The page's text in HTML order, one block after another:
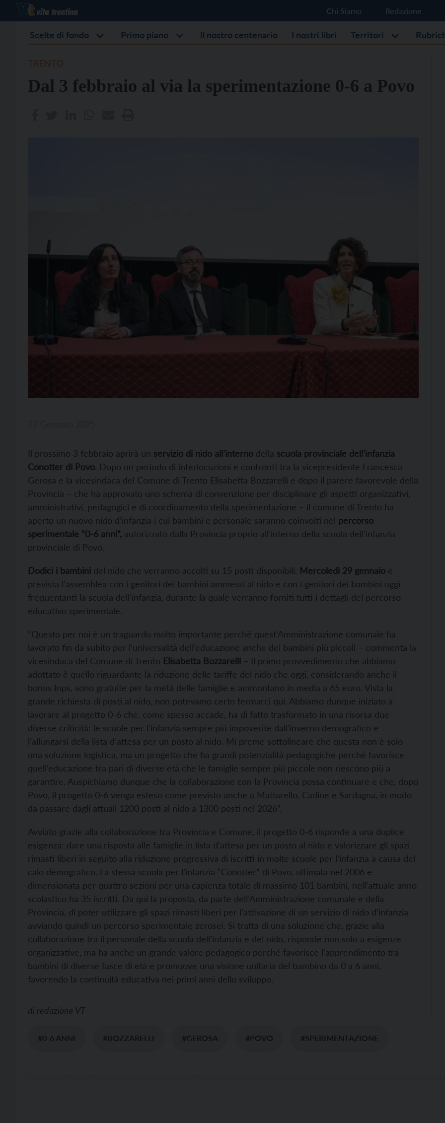
Chi Siamo Redazione
Scelte di fondo Primo piano Il nostro centenario I nostri libri Territori
Dal 3 febbraio al via la sperimentazione 0-6 a Povo
Il prossimo 3 febbraio aprirà un servizio di nido all’interno della scuola provinciale dell’infanzia
Conotter di Povo. Dopo un periodo di interlocuzioni e confronti tra la vicepresidente Francesca
Gerosa e la vicesindaca del Comune di Trento Elisabetta Bozzarelli e dopo il parere favorevole della
Provincia – che ha approvato uno schema di convenzione per disciplinare gli aspetti organizzativi,
amministrativi, pedagogici e di coordinamento della sperimentazione – il comune di Trento ha
aperto un nuovo nido d’infanzia i cui bambini e personale saranno coinvolti nel percorso
sperimentale “0-6 anni”, autorizzato dalla Provincia proprio all’interno della scuola dell’infanzia
provinciale di Povo.
Dodici i bambini del nido che verranno accolti su 15 posti disponibili. Mercoledì 29 gennaio è
prevista l’assemblea con i genitori dei bambini ammessi al nido e con i genitori dei bambini oggi
frequentanti la scuola dell’infanzia, durante la quale verranno forniti tutti i dettagli del percorso
educativo sperimentale.
“Questo per noi è un traguardo molto importante perché quest’Amministrazione comunale ha
lavorato fin da subito per l’universalità dell’educazione anche dei bambini più piccoli – commenta la
vicesindaca del Comune di Trento Elisabetta Bozzarelli – Il primo provvedimento che abbiamo
adottato è quello riguardante la riduzione delle tariffe del nido che oggi, considerando anche il
bonus Inps, sono gratuite per la metà delle famiglie e ammontano in media a 65 euro. Vista la
grande richiesta di posti al nido, non potevamo certo fermarci qui. Abbiamo dunque iniziato a
lavorare al progetto 0-6 che, come spesso accade, ha di fatto trasformato in una risorsa due
diverse criticità: le scuole per l’infanzia sempre più impoverite dall’inverno demografico e
l’allungarsi della lista d’attesa per un posto al nido. Mi preme sottolineare che questa non è solo
una soluzione logistica, ma un progetto che ha grandi potenzialità pedagogiche perché favorisce
quell’educazione tra pari di diverse età che le famiglie sempre più piccole non riescono più a
garantire. Auspichiamo dunque che la collaborazione con la Provincia possa continuare e che, dopo
Povo, il progetto 0-6 venga esteso come previsto anche a Mattarello, Cadine e Sardagna, in modo
da passare dagli attuali 1200 posti al nido a 1300 posti nel 2026”.
Avviato grazie alla collaborazione tra Provincia e Comune, il progetto 0-6 risponde a una duplice
esigenza: dare una risposta alle famiglie in lista d’attesa per un posto al nido e valorizzare gli spazi
rimasti liberi in seguito alla riduzione progressiva di iscritti in molte scuole per l’infanzia a causa del
calo demografico. La stessa scuola per l’infanzia “Conotter” di Povo, ultimata nel 2006 e
dimensionata per quattro sezioni per una capienza totale di massimo 101 bambini, nell’attuale anno
scolastico ha 35 iscritti. Da qui la proposta, da parte dell’Amministrazione comunale e della
Provincia, di poter utilizzare gli spazi rimasti liberi per l’attivazione di un servizio di nido d’infanzia
avviando quindi un percorso sperimentale zerosei. Si tratta di una soluzione che, grazie alla
collaborazione tra il personale della scuola dell’infanzia e del nido, risponde non solo a esigenze
organizzative, ma ha anche un grande valore pedagogico perché favorisce l’apprendimento tra
bambini di diverse fasce di età e promuove una visione unitaria del bambino da 0 a 6 anni,
favorendo la continuità educativa nei primi anni dello sviluppo.
di redazione VT
#0-6 ANNI #BOZZARELLI #GEROSA #POVO #SPERIMENTAZIONE